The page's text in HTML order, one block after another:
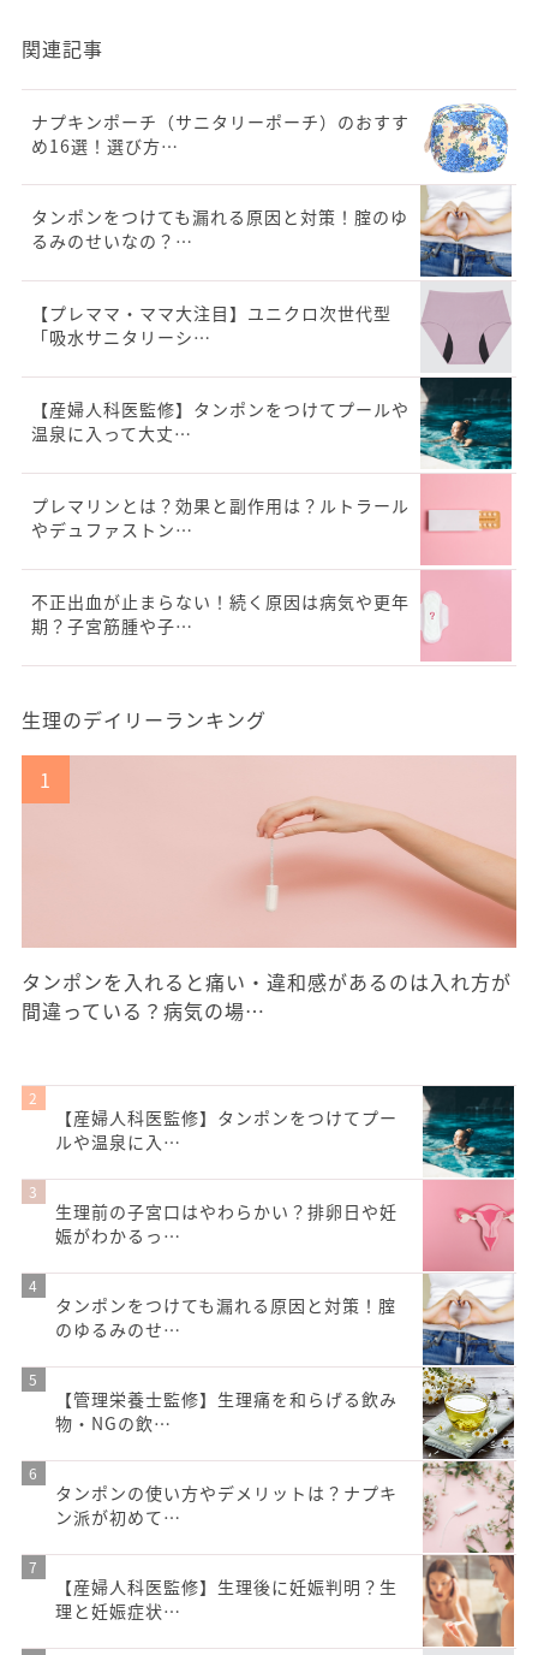
関連記事
ナプキンポーチ（サニタリーポーチ）のおすす
め16選！選び方…
タンポンをつけても漏れる原因と対策！腟のゆ
るみのせいなの？…
【プレママ・ママ大注目】ユニクロ次世代型
「吸水サニタリーシ…
【産婦人科医監修】タンポンをつけてプールや
温泉に入って大丈…
プレマリンとは？効果と副作用は？ルトラール
やデュファストン…
不正出血が止まらない！続く原因は病気や更年
期？子宮筋腫や子…
生理のデイリーランキング
タンポンを入れると痛い・違和感があるのは入れ方が
間違っている？病気の場…
【産婦人科医監修】タンポンをつけてプー
ルや温泉に入…
生理前の子宮口はやわらかい？排卵日や妊
娠がわかるっ…
タンポンをつけても漏れる原因と対策！腟
のゆるみのせ…
【管理栄養士監修】生理痛を和らげる飲み
物・NGの飲…
タンポンの使い方やデメリットは？ナプキ
ン派が初めて…
【産婦人科医監修】生理後に妊娠判明？生
理と妊娠症状…